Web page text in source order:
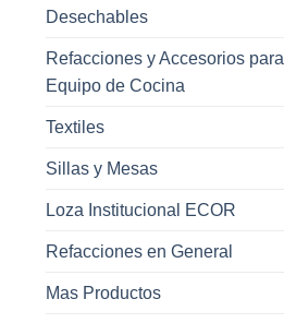
Desechables
Refacciones y Accesorios para
Equipo de Cocina
Textiles
Sillas y Mesas
Loza Institucional ECOR
Refacciones en General
Mas Productos